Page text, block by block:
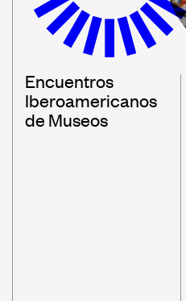
Encuentros
Iberoamericanos
de Museos